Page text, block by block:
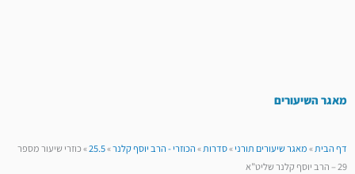
מאגר השיעורים
דף הבית»מאגר שיעורים תורני»סדרות»הכוזרי - הרב יוסף קלנר»
25.5
»כוזרי שיעור מספר
29 – הרב יוסף קלנר שליט”א